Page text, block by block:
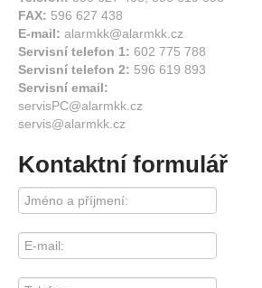
FAX: 596 627 438
E-mail: alarmkk@alarmkk.cz
Servisní telefon 1: 602 775 788
Servisní telefon 2: 596 619 893
Servisní email:
servisPC@alarmkk.cz
servis@alarmkk.cz
Kontaktní formulář